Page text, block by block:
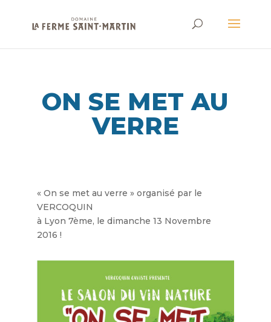
ON SE MET AU
VERRE
« On se met au verre » organisé par le
VERCOQUIN
à Lyon 7ème, le dimanche 13 Novembre
2016 !